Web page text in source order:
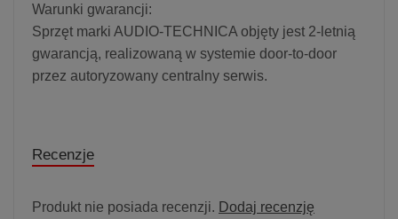
Warunki gwarancji:
Sprzęt marki AUDIO-TECHNICA objęty jest 2-letnią
gwarancją, realizowaną w systemie door-to-door
przez autoryzowany centralny serwis.
Recenzje
Produkt nie posiada recenzji. Dodaj recenzję